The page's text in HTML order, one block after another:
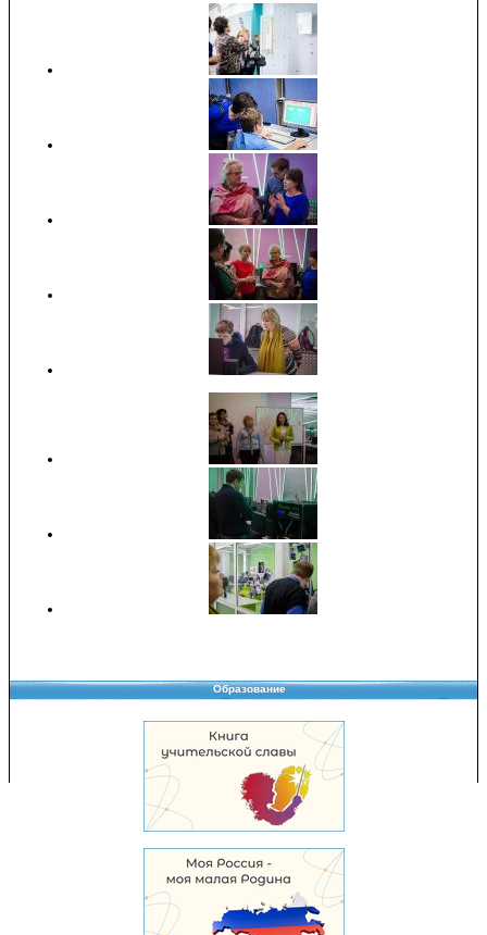
Образование
Copyright © 2008-2026 Управление образования
Перепечатка и использование материалов возможны только с разрешения
Управления образования.
103,946,328 уникальных посетителей